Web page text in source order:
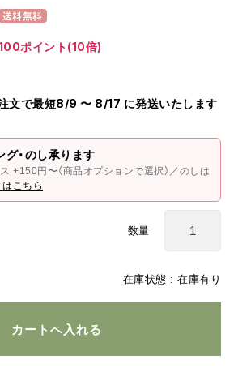
在庫状態 : 在庫有り
送料無料
ポイント(10倍)
文で最短8/9 〜 8/17 に発送いたします
グ・のし承ります
+150円〜（商品オプションで選択）／のしは
こちら
数量